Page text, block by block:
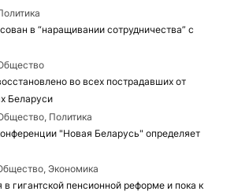
в “наращивании сотрудничества” с
во всех пострадавших от
Беларуси
Политика
"Новая Беларусь" определяет
Экономика
гигантской пенсионной реформе и пока к